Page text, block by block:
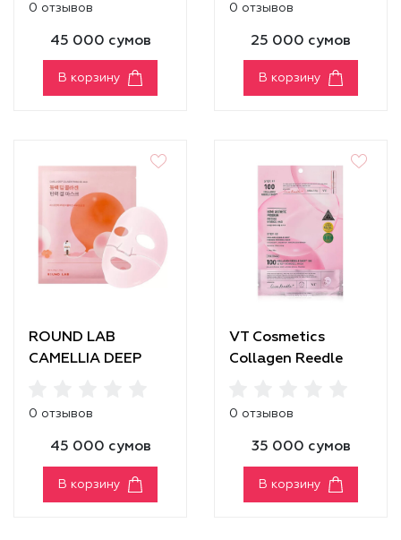
0 отзывов
45 000 сумов
В корзину
0 отзывов
25 000 сумов
В корзину
ROUND LAB
CAMELLIA DEEP
0 отзывов
45 000 сумов
В корзину
VT Cosmetics
Collagen Reedle
0 отзывов
35 000 сумов
В корзину